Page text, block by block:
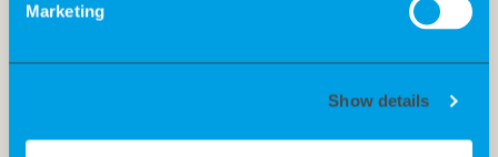
Marketing
Show details
Wir sind überzeugt, dass zufriedene Mitarbeiter in
Life“ begleiten wir dich bei K-Recruiting nicht nur auf